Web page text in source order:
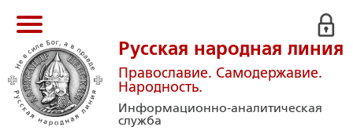
Русская народная линия
Православие. Самодержавие.
Народность.
Информационно-аналитическая
служба